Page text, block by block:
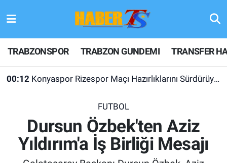
TRABZONSPOR TRABZON GUNDEMI TRANSFER
00:12 Konyaspor Rizespor Maçı Hazırlıklarını Sürdürüyor
FUTBOL
Dursun Özbek'ten Aziz
Yıldırım'a İş Birliği Mesajı
TRABZONSPOR
TRABZON GUNDEMI
TRANSFER HABERLERI
KULİS MEYDANI
Hava Durumu
Trafik Durumu
Son Dakika Haberleri